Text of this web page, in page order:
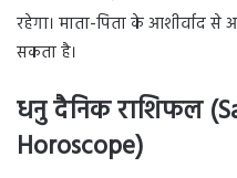
रहेगा। माता-पिता के आशीर्वाद
सकता है।
धनु दैनिक राशिफल
Horoscope)